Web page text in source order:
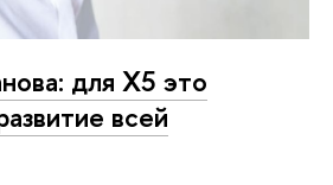
для Х5 это
всей